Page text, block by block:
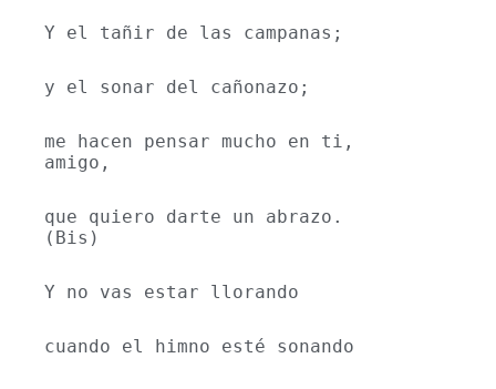
Y el tañir de las campanas;
y el sonar del cañonazo;
me hacen pensar mucho en ti,
amigo,
que quiero darte un abrazo.
(Bis)
Y no vas estar llorando
cuando el himno esté sonando